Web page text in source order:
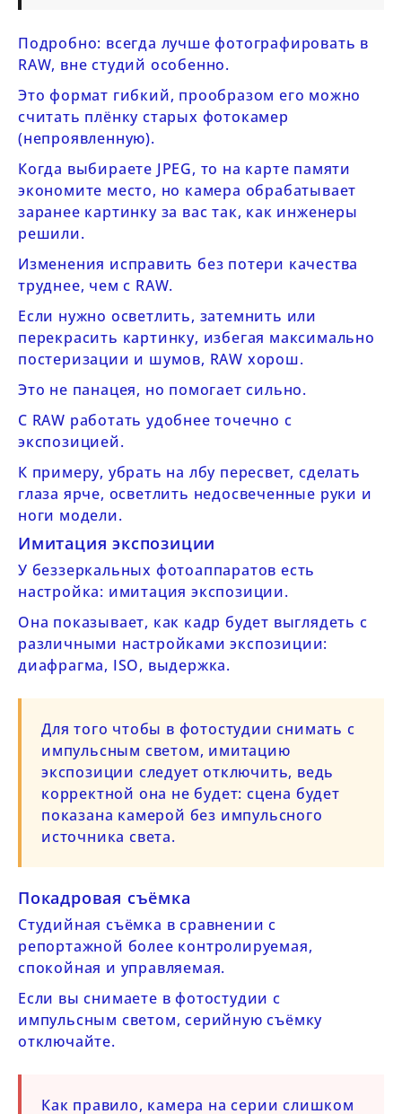
Подробно: всегда лучше фотографировать в
RAW, вне студий особенно.
Это формат гибкий, прообразом его можно
считать плёнку старых фотокамер
(непроявленную).
Когда выбираете JPEG, то на карте памяти
экономите место, но камера обрабатывает
заранее картинку за вас так, как инженеры
решили.
Изменения исправить без потери качества
труднее, чем с RAW.
Если нужно осветлить, затемнить или
перекрасить картинку, избегая максимально
постеризации и шумов, RAW хорош.
Это не панацея, но помогает сильно.
С RAW работать удобнее точечно с
экспозицией.
К примеру, убрать на лбу пересвет, сделать
глаза ярче, осветлить недосвеченные руки и
ноги модели.
Имитация экспозиции
У беззеркальных фотоаппаратов есть
настройка: имитация экспозиции.
Она показывает, как кадр будет выглядеть с
различными настройками экспозиции:
диафрагма, ISO, выдержка.
Для того чтобы в фотостудии снимать с
импульсным светом, имитацию
экспозиции следует отключить, ведь
корректной она не будет: сцена будет
показана камерой без импульсного
источника света.
Покадровая съёмка
Студийная съёмка в сравнении с
репортажной более контролируемая,
спокойная и управляемая.
Если вы снимаете в фотостудии с
импульсным светом, серийную съёмку
отключайте.
Как правило, камера на серии слишком